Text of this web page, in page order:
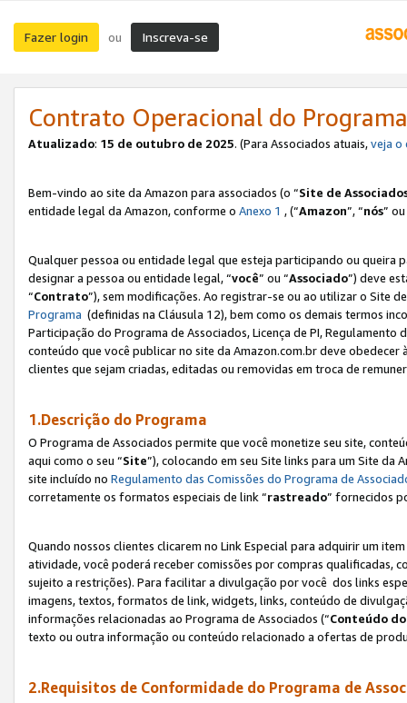
Fazer login ou Inscreva-se
Contrato Operacional do
Atualizado: 15 de outubro de 2025. (Para Associados atuais,veja o
Bem-vindo ao site da Amazon para associados (o “Site de
entidade legal da Amazon, conforme o Anexo 1 , (“Amazon”, “nós”
Qualquer pessoa ou entidade legal que esteja participando ou queira
designar a pessoa ou entidade legal, “você” ou “Associado”) deve
“Contrato”), sem modificações. Ao registrar-se ou ao utilizar o Site
Programa (definidas na Cláusula 12), bem como os demais termos
Participação do Programa de Associados, Licença de PI,
conteúdo que você publicar no site da Amazon.com.br deve
clientes que sejam criadas, editadas ou removidas em troca de
1.Descrição do Programa
O Programa de Associados permite que você monetize seu site,
aqui como o seu “Site”), colocando em seu Site links para um Site da
site incluído no Regulamento das Comissões do Programa de
corretamente os formatos especiais de link “rastreado” fornecidos
Quando nossos clientes clicarem no Link Especial para adquirir um
atividade, você poderá receber comissões por compras qualificadas,
sujeito a restrições). Para facilitar a divulgação por você dos links
imagens, textos, formatos de link, widgets, links, conteúdo de
informações relacionadas ao Programa de Associados (“Conteúdo
texto ou outra informação ou conteúdo relacionado a ofertas de
2.Requisitos de Conformidade do Programa de